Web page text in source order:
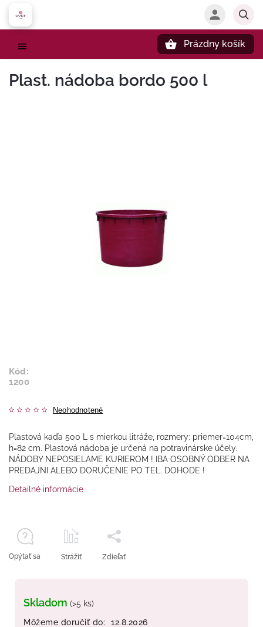
Prázdny košík
Plast. nádoba bordo 500 l
Kód:
1200
Neohodnotené
Skladom (>5 ks)
Môžeme doručiť do:
12.8.2026
Plastová kaďa 500 L s mierkou litráže, rozmery: priemer=104cm,
h=82 cm. Plastová nádoba je určená na potravinárske účely.
NÁDOBY NEPOSIELAME KURIEROM ! IBA OSOBNÝ ODBER NA
PREDAJNI ALEBO DORUČENIE PO TEL. DOHODE !
Detailné informácie
Opýtať sa Strážiť Zdieľať